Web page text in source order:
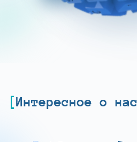
Интересное о нас